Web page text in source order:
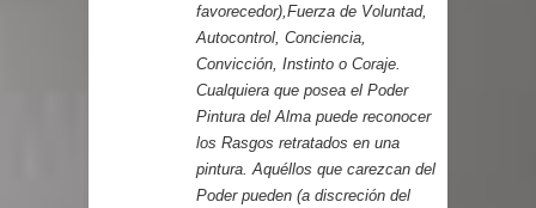
favorecedor),Fuerza de Voluntad,
Autocontrol, Conciencia,
Convicción, Instinto o Coraje.
Cualquiera que posea el Poder
Pintura del Alma puede reconocer
los Rasgos retratados en una
pintura. Aquéllos que carezcan del
Poder pueden (a discreción del